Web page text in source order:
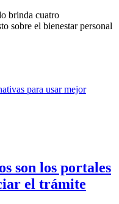
brinda cuatro
sobre el bienestar personal
son los portales
el trámite